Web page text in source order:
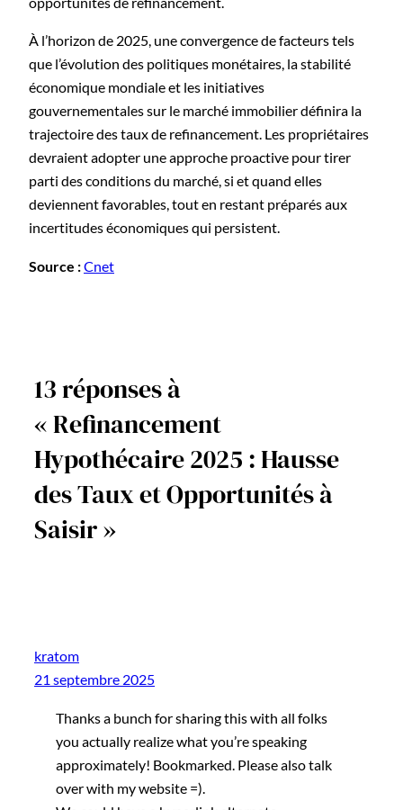
À l’horizon de 2025, une convergence de facteurs tels
que l’évolution des politiques monétaires, la stabilité
économique mondiale et les initiatives
gouvernementales sur le marché immobilier définira la
trajectoire des taux de refinancement. Les propriétaires
devraient adopter une approche proactive pour tirer
parti des conditions du marché, si et quand elles
deviennent favorables, tout en restant préparés aux
incertitudes économiques qui persistent.
Source :Cnet
13 réponses à
« Refinancement
Hypothécaire 2025 : Hausse
des Taux et Opportunités à
Saisir »
kratom
21 septembre 2025
Thanks a bunch for sharing this with all folks
you actually realize what you’re speaking
approximately! Bookmarked. Please also talk
over with my website =).